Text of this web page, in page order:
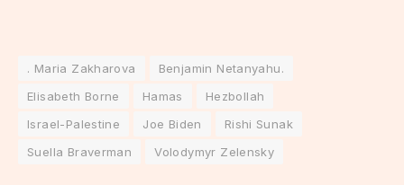
. Maria Zakharova
Benjamin Netanyahu.
Elisabeth Borne
Hamas
Hezbollah
Israel-Palestine
Joe Biden
Rishi Sunak
Suella Braverman
Volodymyr Zelensky